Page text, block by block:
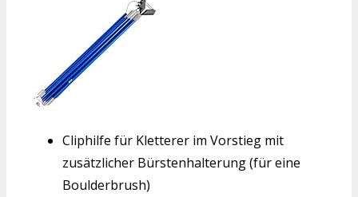
Cliphilfe für Kletterer im Vorstieg mit
zusätzlicher Bürstenhalterung (für eine
Boulderbrush)